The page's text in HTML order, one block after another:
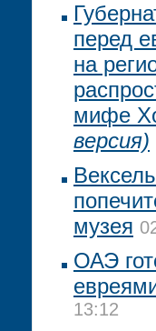
перед
на
мифе
версия)
музея
ОАЭ
13:12